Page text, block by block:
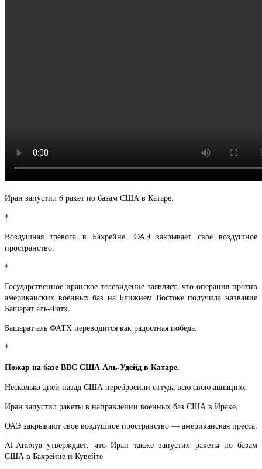
Иран запустил 6 ракет по базам США в Катаре.
*
Воздушная тревога в Бахрейне. ОАЭ закрывает свое воздушное
пространство.
*
Государственное иранское телевидение заявляет, что операция против
американских военных баз на Ближнем Востоке получила название
Башарат аль-Фатх.
Башарат аль ФАТХ переводится как радостная победа.
*
Пожар на базе ВВС США Аль-Удейд в Катаре.
Несколько дней назад США перебросили оттуда всю свою авиацию.
Иран запустил ракеты в направлении военных баз США в Ираке.
ОАЭ закрывают свое воздушное пространство — американская пресса.
Al-Arabiya утверждает, что Иран также запустил ракеты по базам
США в Бахрейне и Кувейте